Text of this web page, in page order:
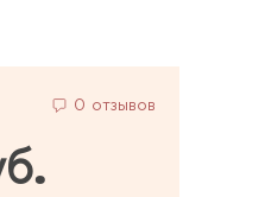
0 отзывов